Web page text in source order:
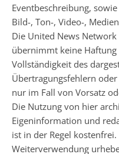
Eventbeschreibung,
Bild-, Ton-, Video-,
Die United News Network
übernimmt keine
Vollständigkeit des
Übertragungsfehlern
nur im Fall von Vorsatz
Die Nutzung von hier
Eigeninformation und
ist in der Regel
Weiterverwendung